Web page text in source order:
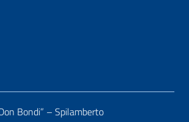
Bondi” – Spilamberto